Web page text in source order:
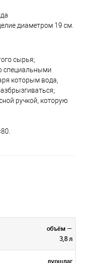
диаметром 19 см.
сырья;
специальными
которым вода,
ручкой, которую
объём —
3,8 л
дуршлаг